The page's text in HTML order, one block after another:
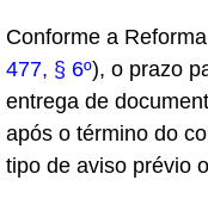
Conforme a
477, § 6º), o prazo
entrega de
após o término do
tipo de aviso prévio